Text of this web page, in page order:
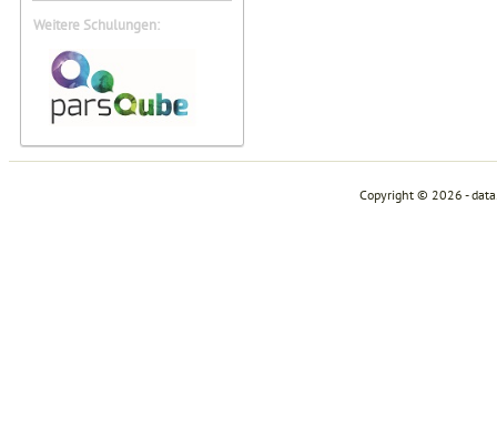
Weitere Schulungen:
Copyright © 2026 -